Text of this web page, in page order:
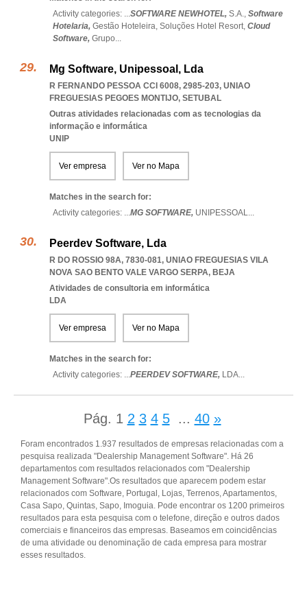
Activity categories: ...SOFTWARE NEWHOTEL, S.A., Software
Hotelaria, Gestão Hoteleira, Soluções Hotel Resort, Cloud
Software, Grupo...
Mg Software, Unipessoal, Lda
R FERNANDO PESSOA CCI 6008, 2985-203, UNIAO
FREGUESIAS PEGOES MONTIJO, SETUBAL
Outras atividades relacionadas com as tecnologias da
informação e informática
UNIP
Ver empresa Ver no Mapa
Matches in the search for:
Activity categories: ...MG SOFTWARE, UNIPESSOAL...
Peerdev Software, Lda
R DO ROSSIO 98A, 7830-081, UNIAO FREGUESIAS VILA
NOVA SAO BENTO VALE VARGO SERPA, BEJA
Atividades de consultoria em informática
LDA
Ver empresa Ver no Mapa
Matches in the search for:
Activity categories: ...PEERDEV SOFTWARE, LDA...
Pág. 1 2 3 4 5 ... 40 »
Foram encontrados 1.937 resultados de empresas relacionadas com a
pesquisa realizada "Dealership Management Software". Há 26
departamentos com resultados relacionados com "Dealership
Management Software".Os resultados que aparecem podem estar
relacionados com Software, Portugal, Lojas, Terrenos, Apartamentos,
Casa Sapo, Quintas, Sapo, Imoguia. Pode encontrar os 1200 primeiros
resultados para esta pesquisa com o telefone, direção e outros dados
comerciais e financeiros das empresas. Baseamos em coincidências
de uma atividade ou denominação de cada empresa para mostrar
esses resultados.